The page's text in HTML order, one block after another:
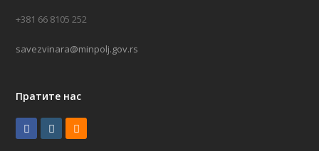
+381 66 8105 252
savezvinara@minpolj.gov.rs
Пратите нас